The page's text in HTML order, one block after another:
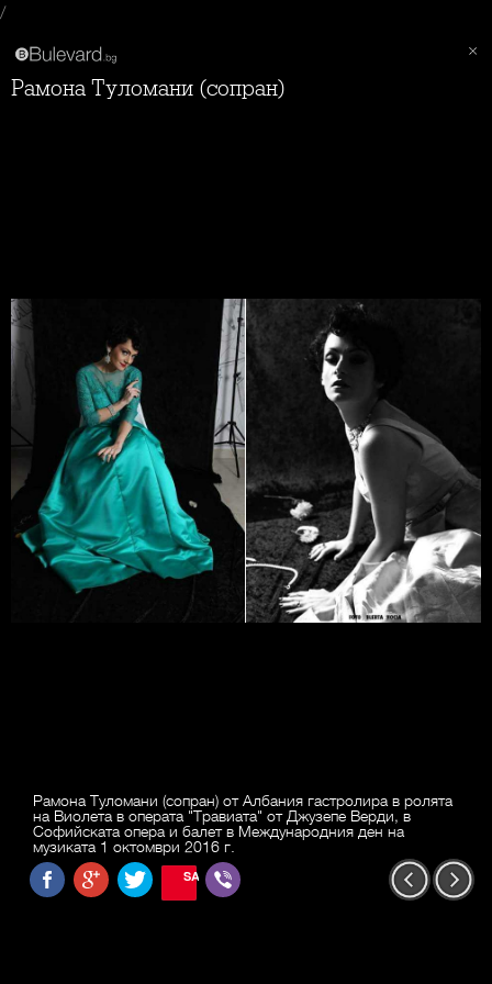
/
Рамона Туломани (сопран)
Рамона Туломани (сопран) от Албания гастролира в ролята
на Виолета в операта "Травиата" от Джузепе Верди, в
Софийската опера и балет в Международния ден на
музиката 1 октомври 2016 г.
SAVE